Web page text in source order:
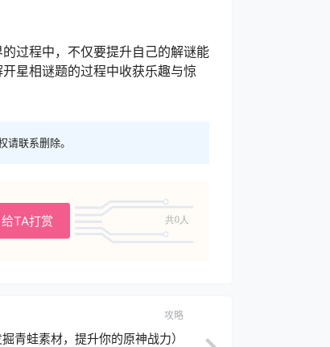
过程中，不仅要提升自己的解谜能
星相谜题的过程中收获乐趣与惊
联系删除。
给TA打赏 共0人
攻略
青蛙素材，提升你的原神战力）